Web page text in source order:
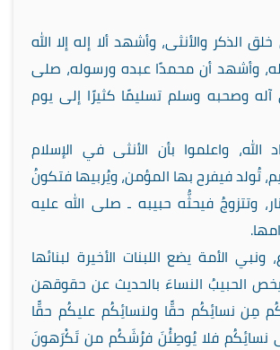
الذكر والأنثى، وأشهد ألا إله إلا الله
وأشهد أن محمدًا عبده ورسوله، صلى
آله وصحبه وسلم تسليمًا كثيرًا إلى يوم
الله، واعلموا بأن الأنثى في الإسلام
تُولد فيفرح بها المؤمن، ويُربيها فتكونُ
وتتزوجُ فيحثُّه حبيبه ـ صلى الله عليه
الأمة يضع اللبنات الأخيرة لبنائها
يخص الحبيبُ النساءَ بالحديث عن حقوقهن
مِن نسائِكُم حقًّا ولنسائِكُم عليكُم حقًّا
نسائِكُم فلا يُوطِئْنَ فرُشَكُم من تَكْرَهونَ